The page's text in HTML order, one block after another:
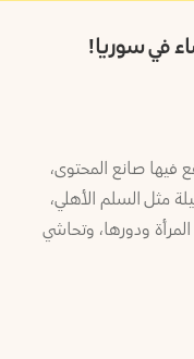
في سوريا!
فيها صانع المحتوى،
مثل السلم الأهلي،
ودورها، وتحاشي